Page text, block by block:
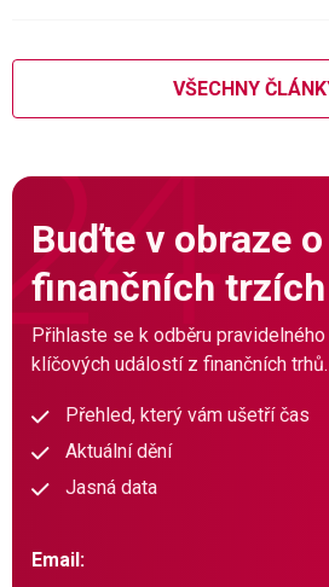
VŠECHNY
Buďte v obraze
finančních trzích
Přihlaste se k odběru pravidelného
klíčových událostí z finančních trhů.
Přehled, který vám ušetří čas
Aktuální dění
Jasná data
Email: